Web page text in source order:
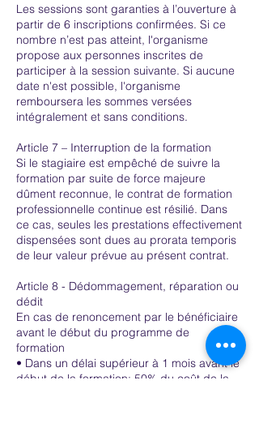
Les sessions sont garanties à l’ouverture à
partir de 6 inscriptions confirmées. Si ce
nombre n’est pas atteint, l'organisme
propose aux personnes inscrites de
participer à la session suivante. Si aucune
date n'est possible, l'organisme
remboursera les sommes versées
intégralement et sans conditions.
Article 7 – Interruption de la formation
Si le stagiaire est empêché de suivre la
formation par suite de force majeure
dûment reconnue, le contrat de formation
professionnelle continue est résilié. Dans
ce cas, seules les prestations effectivement
dispensées sont dues au prorata temporis
de leur valeur prévue au présent contrat.
Article 8 - Dédommagement, réparation ou
dédit
En cas de renoncement par le bénéficiaire
avant le début du programme de
formation
• Dans un délai supérieur à 1 mois avant le
début de la formation: 50% du coût de la